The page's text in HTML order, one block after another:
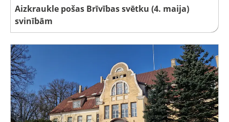
Aizkraukle pošas Brīvības svētku (4. maija)
svinībām